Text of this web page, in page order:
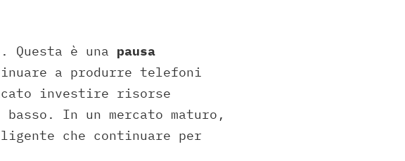
Questa è una pausa
a produrre telefoni
investire risorse
In un mercato maturo,
che continuare per